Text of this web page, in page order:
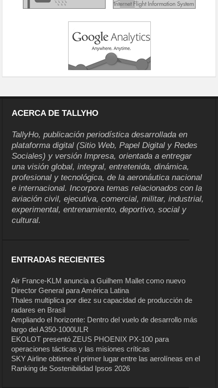
ACERCA DE TALLYHO
TallyHo, publicación periodística desarrollada en
plataforma digital (Sitio Web, Papel Digital y Redes
Sociales) y versión Impresa, orientada a entregar
una visión global, integral, entretenida, dinámica,
profesional y tecnológica, de la aeronáutica nacional
e internacional. Incorpora temas relacionados con la
aviación civil, ejecutiva, comercial, militar, industrial,
experimental, entrenamiento, deportivo, social y
cultural.
ENTRADAS RECIENTES
Air France-KLM anuncia a Guilhem Mallet como nuevo
Director General para América Latina
Thales multiplica por diez su capacidad de producción de
radares en Brasil
Ampliando el horizonte: Dentro del vuelo de desarrollo más
largo del A350-1000ULR
EKOLOT presentó ZEUS PHOENIX PX-100 para
operaciones tácticas y las misiones críticas
SKY Airline obtiene el primer lugar entre las aerolíneas en el
Ranking de Sostenibilidad Ipsos 2026